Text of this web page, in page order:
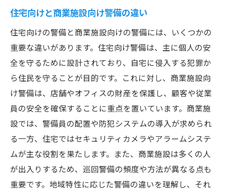
住宅向けと商業施設向け警備の違い
住宅向けの警備と商業施設向けの警備には、いくつかの
重要な違いがあります。住宅向け警備は、主に個人の安
全を守るために設計されており、自宅に侵入する犯罪か
ら住民を守ることが目的です。これに対し、商業施設向
け警備は、店舗やオフィスの財産を保護し、顧客や従業
員の安全を確保することに重点を置いています。商業施
設では、警備員の配置や防犯システムの導入が求められ
る一方、住宅ではセキュリティカメラやアラームシステ
ムが主な役割を果たします。また、商業施設は多くの人
が出入りするため、巡回警備の頻度や方法が異なる点も
重要です。地域特性に応じた警備の違いを理解し、それ